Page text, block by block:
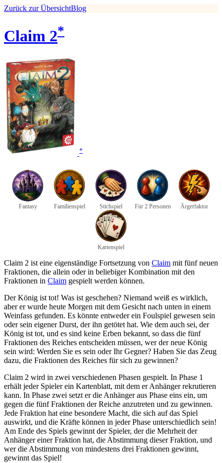
Zurück zur ÜbersichtBlog
Claim 2*
*
Fantasy Familienspiel Stichspiel Für 2 Personen Ärgerfaktor
Kartenspiel
Claim 2 ist eine eigenständige Fortsetzung von Claim mit fünf neuen
Fraktionen, die allein oder in beliebiger Kombination mit den
Fraktionen in Claim gespielt werden können.
Der König ist tot! Was ist geschehen? Niemand weiß es wirklich,
aber er wurde heute Morgen mit dem Gesicht nach unten in einem
Weinfass gefunden. Es könnte entweder ein Foulspiel gewesen sein
oder sein eigener Durst, der ihn getötet hat. Wie dem auch sei, der
König ist tot, und es sind keine Erben bekannt, so dass die fünf
Fraktionen des Reiches entscheiden müssen, wer der neue König
sein wird: Werden Sie es sein oder Ihr Gegner? Haben Sie das Zeug
dazu, die Fraktionen des Reiches für sich zu gewinnen?
Claim 2 wird in zwei verschiedenen Phasen gespielt. In Phase 1
erhält jeder Spieler ein Kartenblatt, mit dem er Anhänger rekrutieren
kann. In Phase zwei setzt er die Anhänger aus Phase eins ein, um
gegen die fünf Fraktionen der Reiche anzutreten und zu gewinnen.
Jede Fraktion hat eine besondere Macht, die sich auf das Spiel
auswirkt, und die Kräfte können in jeder Phase unterschiedlich sein!
Am Ende des Spiels gewinnt der Spieler, der die Mehrheit der
Anhänger einer Fraktion hat, die Abstimmung dieser Fraktion, und
wer die Abstimmung von mindestens drei Fraktionen gewinnt,
gewinnt das Spiel!